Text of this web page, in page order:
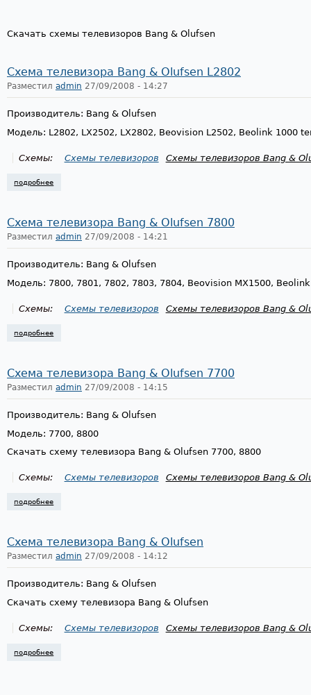
Скачать схемы телевизоров Bang & Olufsen
Схема телевизора Bang & Olufsen L2802
Разместил admin 27/09/2008 - 14:27
Производитель: Bang & Olufsen
Модель: L2802, LX2502, LX2802, Beovision L2502, Beolink 1000
Схемы: Схемы телевизоров Схемы телевизоров Bang &
подробнее
Схема телевизора Bang & Olufsen 7800
Разместил admin 27/09/2008 - 14:21
Производитель: Bang & Olufsen
Модель: 7800, 7801, 7802, 7803, 7804, Beovision MX1500,
Схемы: Схемы телевизоров Схемы телевизоров Bang &
подробнее
Схема телевизора Bang & Olufsen 7700
Разместил admin 27/09/2008 - 14:15
Производитель: Bang & Olufsen
Модель: 7700, 8800
Скачать схему телевизора Bang & Olufsen 7700, 8800
Схемы: Схемы телевизоров Схемы телевизоров Bang &
подробнее
Схема телевизора Bang & Olufsen
Разместил admin 27/09/2008 - 14:12
Производитель: Bang & Olufsen
Скачать схему телевизора Bang & Olufsen
Схемы: Схемы телевизоров Схемы телевизоров Bang &
подробнее